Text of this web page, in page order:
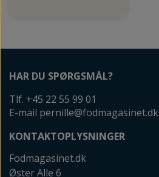
HAR DU SPØRGSMÅL?
Tlf. +45 22 55 99 01
E-mail pernille@fodmagasinet.dk
KONTAKTOPLYSNINGER
Fodmagasinet.dk
Øster Alle 6